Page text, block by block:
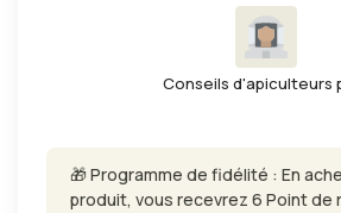
Conseils d'apiculteurs
🎁 Programme de fidélité : En
produit, vous recevrez 6 Point de